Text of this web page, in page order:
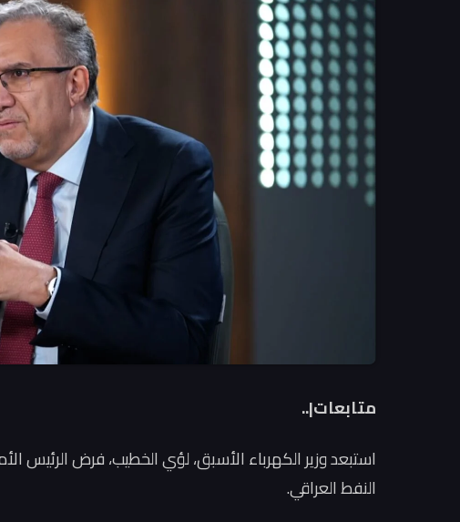
متابعات|..
استبعد وزير الكهرباء الأسبق، لؤي الخطيب، فرض الرئيس
النفط العراقي.